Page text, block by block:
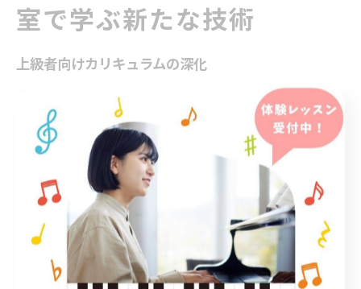
室で学ぶ新たな技術
上級者向けカリキュラムの深化
上級者向けのカリキュラムでは、個々のスキルをさらに
磨くための特別な指導法が採用されています。東京都内
のピアノ教室では、生徒の技術レベルや音楽の好みに応
じて、より高度なテクニックや複雑な楽曲の演奏方法を
学ぶことができます。例えば、バッハやベートーヴェン
といったクラシックの名曲を深く掘り下げることで、音
楽の歴史や背景を理解し、表現力を高めることが可能で
す。また、個別のカリキュラムにより、技術向上だけで